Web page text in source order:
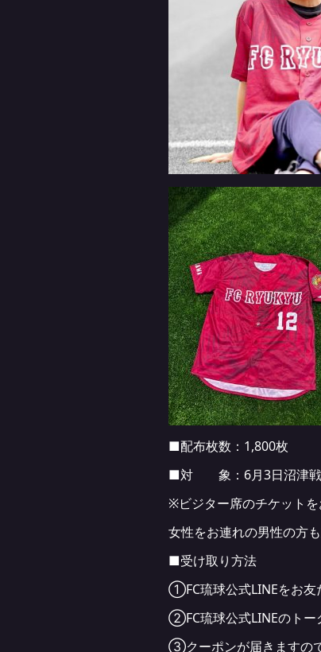
■配布枚数：1,800枚
■対 象：6月3日沼津戦の
※ビジター席のチケットを
女性をお連れの男性の方
■受け取り方法
①FC琉球公式LINEをお友
②FC琉球公式LINEのトー
③クーポンが届きますの